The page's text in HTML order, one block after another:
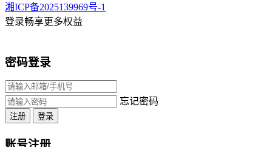
湘ICP备2025139969号-1
登录畅享更多权益
密码登录
忘记密码
注册 登录
账号注册